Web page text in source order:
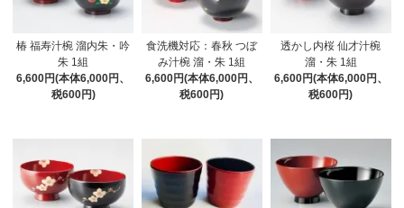
椿 福寿汁椀 溜内朱・吟
朱 1組
6,600円(本体6,000円、
税600円)
食洗機対応：春秋 つぼ
み汁椀 溜・朱 1組
6,600円(本体6,000円、
税600円)
透かし内桜 仙才汁椀
溜・朱 1組
6,600円(本体6,000円、
税600円)